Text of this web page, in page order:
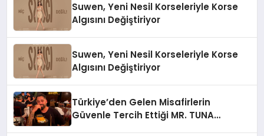
Suwen, Yeni Nesil Korseleriyle Korse
Algısını Değiştiriyor
Suwen, Yeni Nesil Korseleriyle Korse
Algısını Değiştiriyor
Türkiye’den Gelen Misafirlerin
Güvenle Tercih Ettiği MR. TUNA